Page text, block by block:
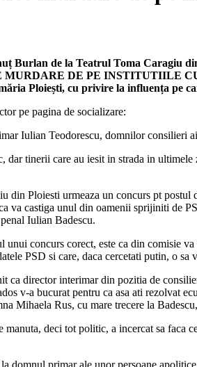
Burlan de la Teatrul Toma Caragiu
DE PE INSTITUTIILE
Ploiești, cu privire la influența pe
pe pagina de socializare:
Iulian Teodorescu, domnilor consilieri
dar tinerii care au iesit in strada in
din Ploiesti urmeaza un concurs pt postul
va castiga unul din oamenii sprijiniti de
Iulian Badescu.
concurs corect, este ca din comisie
PSD si care, daca cercetati putin, o
director interimar din pozitia de
v-a bucurat pentru ca asa ati rezolvat
Mihaela Rus, cu mare trecere la
deci tot politic, a incercat sa
domnul primar ale unor persoane